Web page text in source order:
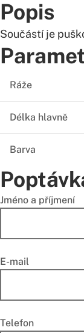
Popis
Součástí je
Ráže
Délka hlavně
Barva
Jméno a příjmení
E-mail
Telefon